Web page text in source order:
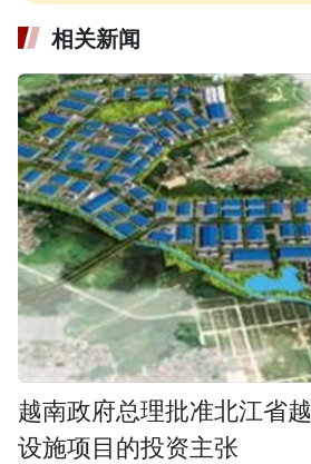
相关新闻
越南政府总理批准北江省
设施项目的投资主张